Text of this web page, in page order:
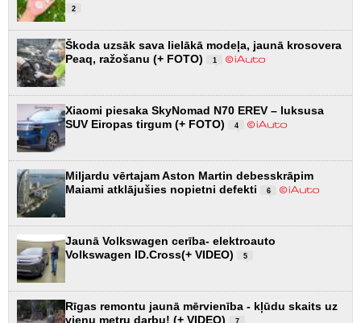
2
Škoda uzsāk sava lielākā modeļa, jaunā krosovera
Peaq, ražošanu (+ FOTO)
1
Xiaomi piesaka SkyNomad N70 EREV – luksusa
SUV Eiropas tirgum (+ FOTO)
4
Miljardu vērtajam Aston Martin debesskrāpim
Maiami atklājušies nopietni defekti
6
Jaunā Volkswagen cerība- elektroauto
Volkswagen ID.Cross(+ VIDEO)
5
Rīgas remontu jaunā mērvienība - kļūdu skaits uz
vienu metru darbu! (+ VIDEO)